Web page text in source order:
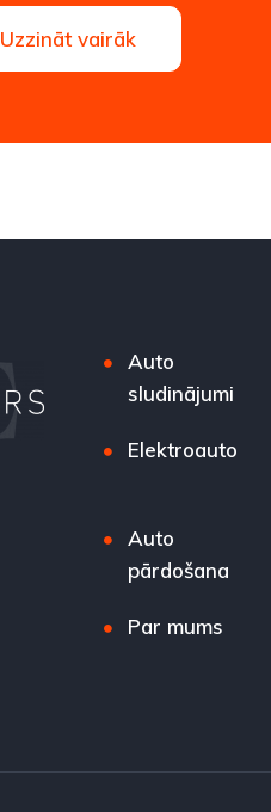
Uzzināt vairāk
Auto
sludinājumi
Elektroauto
Auto
pārdošana
Par mums